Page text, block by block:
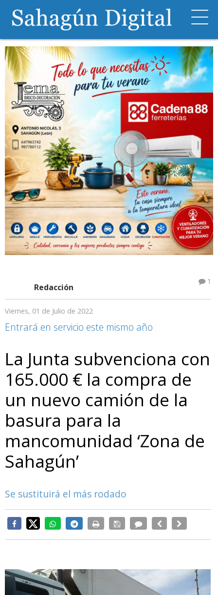
Redacción
1
Viernes, 01 de Julio de 2022
Entrará en servicio este mismo año
La Junta subvenciona con
165.000 € la compra de
un nuevo camión de la
basura para la
mancomunidad ‘Zona de
Sahagún’
Se sustituirá el más rodado